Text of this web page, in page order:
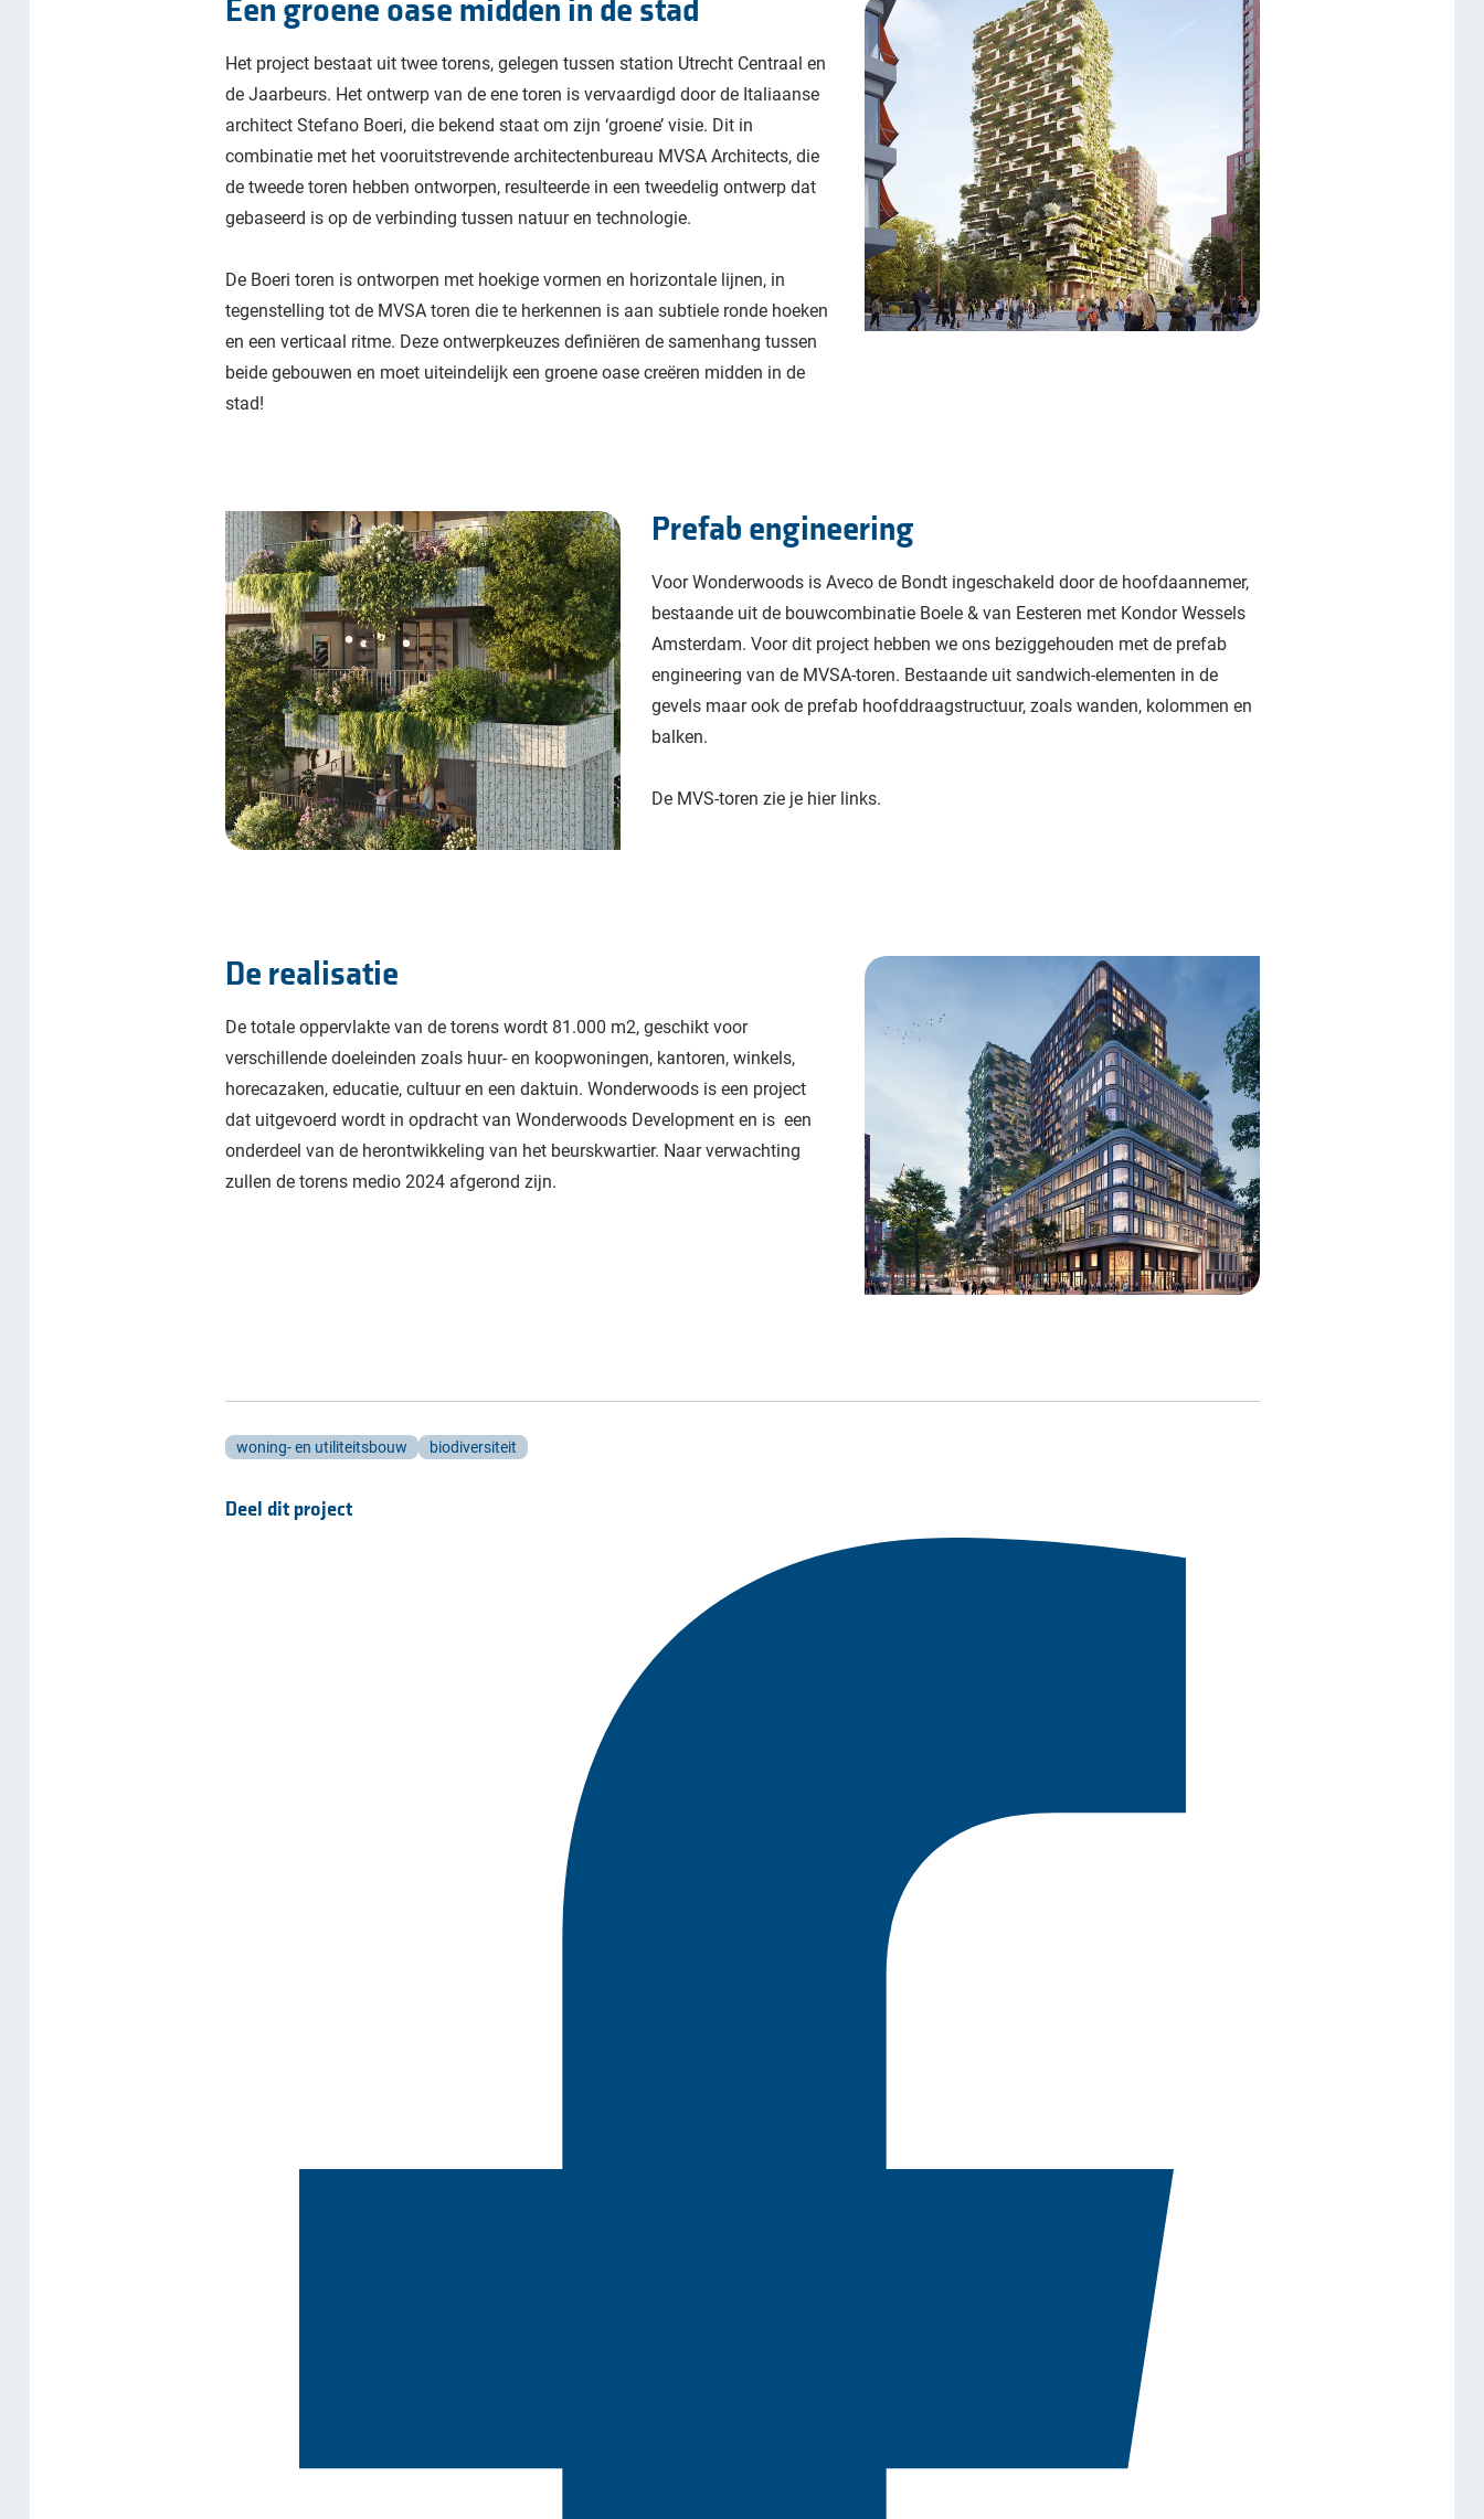
Een groene oase midden in de stad
Het project bestaat uit twee torens, gelegen tussen station Utrecht Centraal en
de Jaarbeurs. Het ontwerp van de ene toren is vervaardigd door de Italiaanse
architect Stefano Boeri, die bekend staat om zijn ‘groene’ visie. Dit in
combinatie met het vooruitstrevende architectenbureau MVSA Architects, die
de tweede toren hebben ontworpen, resulteerde in een tweedelig ontwerp dat
gebaseerd is op de verbinding tussen natuur en technologie.
De Boeri toren is ontworpen met hoekige vormen en horizontale lijnen, in
tegenstelling tot de MVSA toren die te herkennen is aan subtiele ronde hoeken
en een verticaal ritme. Deze ontwerpkeuzes definiëren de samenhang tussen
beide gebouwen en moet uiteindelijk een groene oase creëren midden in de
stad!
Prefab engineering
Voor Wonderwoods is Aveco de Bondt ingeschakeld door de hoofdaannemer,
bestaande uit de bouwcombinatie Boele & van Eesteren met Kondor Wessels
Amsterdam. Voor dit project hebben we ons beziggehouden met de prefab
engineering van de MVSA-toren. Bestaande uit sandwich-elementen in de
gevels maar ook de prefab hoofddraagstructuur, zoals wanden, kolommen en
balken.
De MVS-toren zie je hier links.
De realisatie
De totale oppervlakte van de torens wordt 81.000 m2, geschikt voor
verschillende doeleinden zoals huur- en koopwoningen, kantoren, winkels,
horecazaken, educatie, cultuur en een daktuin. Wonderwoods is een project
dat uitgevoerd wordt in opdracht van Wonderwoods Development en is een
onderdeel van de herontwikkeling van het beurskwartier. Naar verwachting
zullen de torens medio 2024 afgerond zijn.
woning- en utiliteitsbouw biodiversiteit
Deel dit project